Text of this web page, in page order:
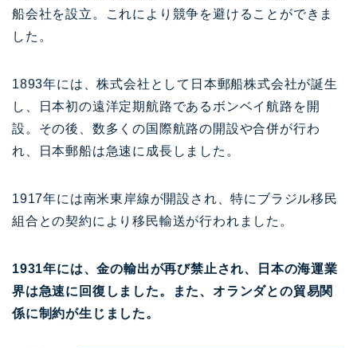
船会社を設立。これにより競争を避けることができま
した。
1893年には、株式会社として日本郵船株式会社が誕生
し、日本初の遠洋定期航路であるボンベイ航路を開
設。その後、数多くの国際航路の開設や合併が行わ
れ、日本郵船は急速に成長しました。
1917年には南米東岸線が開設され、特にブラジル移民
組合との契約により移民輸送が行われました。
1931年には、金の輸出が再び禁止され、日本の海運業
界は急速に回復しました。また、オランダとの貿易関
係に制約が生じました。